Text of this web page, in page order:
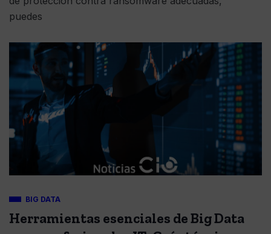
puedes
BIG DATA
Herramientas esenciales de Big Data